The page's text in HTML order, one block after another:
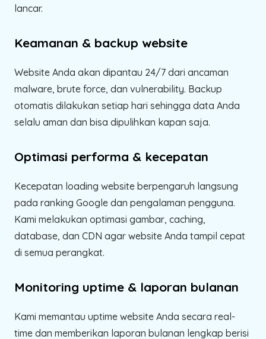
lancar.
Keamanan & backup website
Website Anda akan dipantau 24/7 dari ancaman
malware, brute force, dan vulnerability. Backup
otomatis dilakukan setiap hari sehingga data Anda
selalu aman dan bisa dipulihkan kapan saja.
Optimasi performa & kecepatan
Kecepatan loading website berpengaruh langsung
pada ranking Google dan pengalaman pengguna.
Kami melakukan optimasi gambar, caching,
database, dan CDN agar website Anda tampil cepat
di semua perangkat.
Monitoring uptime & laporan bulanan
Kami memantau uptime website Anda secara real-
time dan memberikan laporan bulanan lengkap berisi